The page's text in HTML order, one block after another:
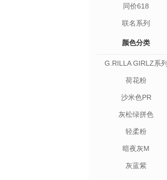
同价618
联名系列
颜色分类
G.RILLA GIRLZ系列
荷花粉
沙米色PR
灰松绿拼色
轻柔粉
暗夜灰M
灰蓝紫